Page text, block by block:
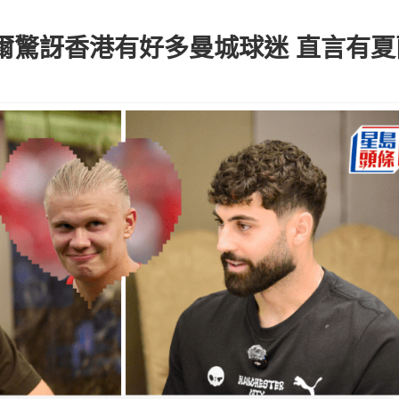
訝香港有好多曼城球迷 直言有